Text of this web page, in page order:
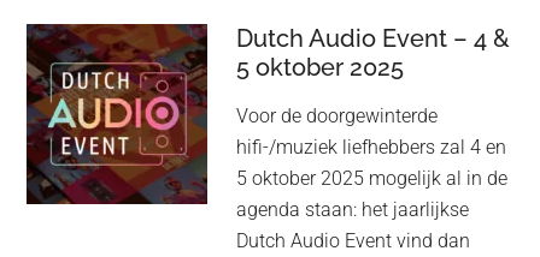
nu
ook
‘lossless’
kwaliteit
Dutch Audio Event – 4 &
5 oktober 2025
Voor de doorgewinterde
hifi-/muziek liefhebbers zal 4 en
5 oktober 2025 mogelijk al in de
agenda staan: het jaarlijkse
Dutch Audio Event vind dan